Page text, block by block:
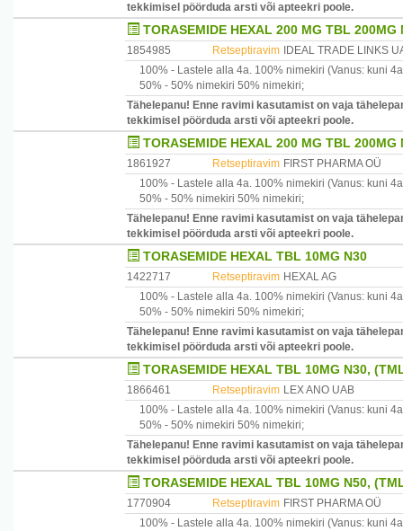
tekkimisel pöörduda arsti või apteekri poole.
TORASEMIDE HEXAL 200 MG TBL 200MG
1854985 Retseptiravim
IDEAL TRADE LINKS
100% - Lastele alla 4a. 100% nimekiri (Vanus: kuni
50% - 50% nimekiri 50% nimekiri;
Tähelepanu! Enne ravimi kasutamist on vaja
tekkimisel pöörduda arsti või apteekri poole.
TORASEMIDE HEXAL 200 MG TBL 200MG
1861927 Retseptiravim FIRST PHARMA OÜ
100% - Lastele alla 4a. 100% nimekiri (Vanus: kuni
50% - 50% nimekiri 50% nimekiri;
Tähelepanu! Enne ravimi kasutamist on vaja
tekkimisel pöörduda arsti või apteekri poole.
TORASEMIDE HEXAL TBL 10MG N30
1422717 Retseptiravim HEXAL AG
100% - Lastele alla 4a. 100% nimekiri (Vanus: kuni
50% - 50% nimekiri 50% nimekiri;
Tähelepanu! Enne ravimi kasutamist on vaja
tekkimisel pöörduda arsti või apteekri poole.
TORASEMIDE HEXAL TBL 10MG N30,
1866461 Retseptiravim LEX ANO UAB
100% - Lastele alla 4a. 100% nimekiri (Vanus: kuni
50% - 50% nimekiri 50% nimekiri;
Tähelepanu! Enne ravimi kasutamist on vaja
tekkimisel pöörduda arsti või apteekri poole.
TORASEMIDE HEXAL TBL 10MG N50,
1770904 Retseptiravim FIRST PHARMA OÜ
100% - Lastele alla 4a. 100% nimekiri (Vanus: kuni